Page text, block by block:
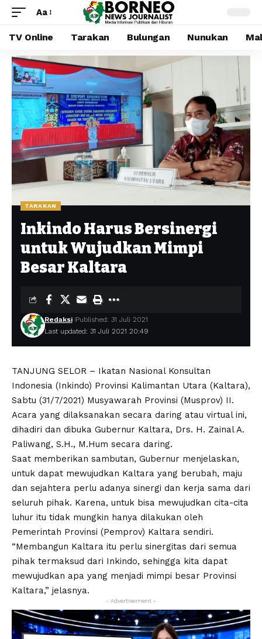
Aa
TV Online Tarakan Bulungan Nunukan
TARAKAN
Inkindo Harus Bersinergi
untuk Wujudkan Mimpi
Besar Kaltara
Last updated: 31 Juli 2021 20:49
Redaksi Published: 31 Juli 2021
TANJUNG SELOR – Ikatan Nasional Konsultan
Indonesia (Inkindo) Provinsi Kalimantan Utara (Kaltara),
Sabtu (31/7/2021) Musyawarah Provinsi (Musprov) II.
Acara yang dilaksanakan secara daring atau virtual ini,
dihadiri dan dibuka Gubernur Kaltara, Drs. H. Zainal A.
Paliwang, S.H., M.Hum secara daring.
Saat memberikan sambutan, Gubernur menjelaskan,
untuk dapat mewujudkan Kaltara yang berubah, maju
dan sejahtera perlu adanya sinergi dan kerja sama dari
seluruh pihak. Karena, untuk bisa mewujudkan cita-cita
luhur itu tidak mungkin hanya dilakukan oleh
Pemerintah Provinsi (Pemprov) Kaltara sendiri.
“Membangun Kaltara itu perlu sinergitas dari semua
pihak termaksud dari Inkindo, sehingga kita dapat
mewujudkan apa yang menjadi mimpi besar Provinsi
Kaltara,” jelasnya.
- Advertisement -